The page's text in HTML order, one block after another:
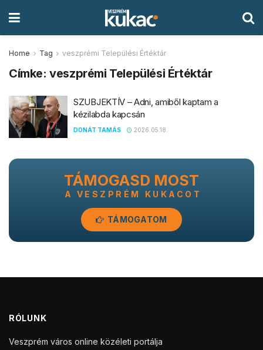
Home Tag veszprémi Települési Értéktár
Címke:veszprémi Települési Értéktár
SZUBJEKTÍV – Adni, amiből kaptam a
kézilabda kapcsán
DONÁT TAMÁS 2026.05.18.
TÁMOGASD MOST
A VESZPRÉM KUKACOT
TÁMOGATOM
RÓLUNK
Veszprém város online közéleti portálja